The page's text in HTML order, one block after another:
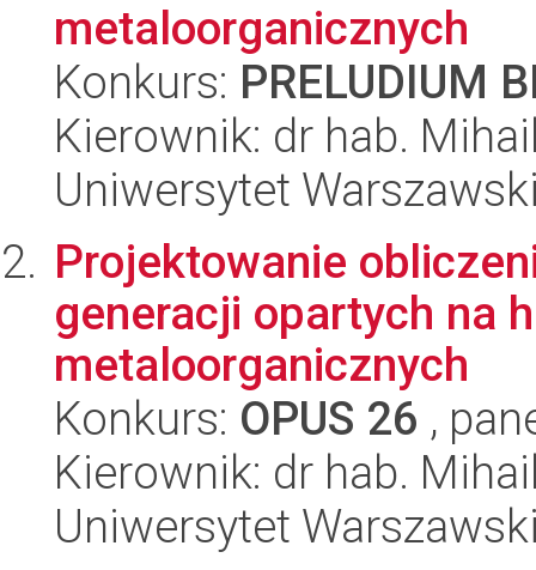
metaloorganicznych
Konkurs: PRELUDIUM
Kierownik: dr hab.
Uniwersytet
Projektowanie
generacji opartych na
metaloorganicznych
Konkurs: OPUS 26 ,
Kierownik: dr hab.
Uniwersytet